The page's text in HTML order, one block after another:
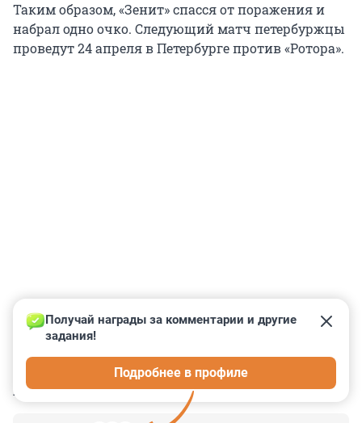
Таким образом, «Зенит» спасся от поражения и
набрал одно очко. Следующий матч петербуржцы
проведут 24 апреля в Петербурге против «Ротора».
КОММЕНТАРИИ 1
Получай награды за комментарии и другие
задания!
Подробнее в профиле